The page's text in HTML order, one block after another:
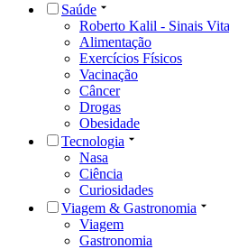
Saúde
Roberto Kalil - Sinais
Alimentação
Exercícios Físicos
Vacinação
Câncer
Drogas
Obesidade
Tecnologia
Nasa
Ciência
Curiosidades
Viagem & Gastronomia
Viagem
Gastronomia